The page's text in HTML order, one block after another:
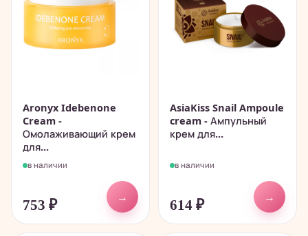
Aronyx Idebenone
Cream -
Омолаживающий крем
для...
в наличии
753 ₽
→
AsiaKiss Snail Ampoule
cream - Ампульный
крем для...
в наличии
614 ₽
→